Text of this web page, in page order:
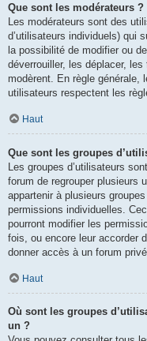
Que sont les modérateurs ?
Les modérateurs sont des
d’utilisateurs individuels) qui
la possibilité de modifier ou
déverrouiller, les déplacer,
modèrent. En règle générale,
utilisateurs respectent les
Haut
Que sont les groupes
Les groupes d’utilisateurs
forum de regrouper plusieurs
appartenir à plusieurs
permissions individuelles.
pourront modifier les
fois, ou encore leur accorder
donner accès à un forum privé.
Haut
Où sont les groupes
un ?